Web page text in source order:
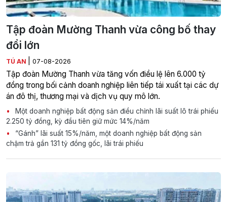
Tập đoàn Mường Thanh vừa công bố thay
đổi lớn
TÚ AN 07-08-2026
Tập đoàn Mường Thanh vừa tăng vốn điều lệ lên 6.000 tỷ
đồng trong bối cảnh doanh nghiệp liên tiếp tái xuất tại các dự
án đô thị, thương mại và dịch vụ quy mô lớn.
Một doanh nghiệp bất động sản điều chỉnh lãi suất lô trái phiếu
2.250 tỷ đồng, kỳ đầu tiên giữ mức 14%/năm
“Gánh” lãi suất 15%/năm, một doanh nghiệp bất động sản
chậm trả gần 131 tỷ đồng gốc, lãi trái phiếu